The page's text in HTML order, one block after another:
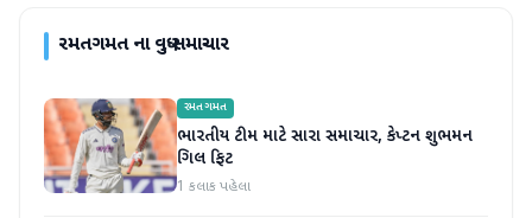
રમતગમતના વધુ સમાચાર
રમતગમત
ભારતીય ટીમ માટે સારા સમાચાર, કેપ્ટન શુભમન
ગિલ ફિટ
1 કલાક પહેલા